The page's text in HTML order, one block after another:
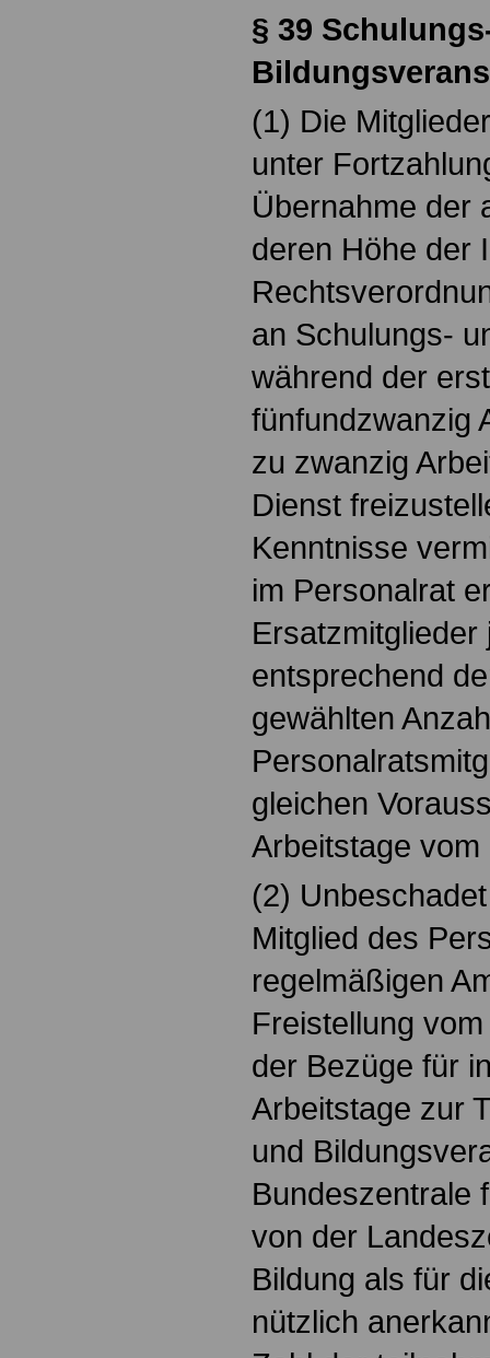
§ 39
(1) Die
unter
Übernahme der
deren Höhe der
an Schulungs-
während der
fünfundzwanzig
zu zwanzig
Dienst
Kenntnisse
im Personalrat
entsprechend
gewählten
gleichen
Arbeitstage
(2)
Mitglied des
regelmäßigen
Freistellung
der Bezüge für
Arbeitstage zur
und
Bundeszentrale
von der
Bildung als für
nützlich